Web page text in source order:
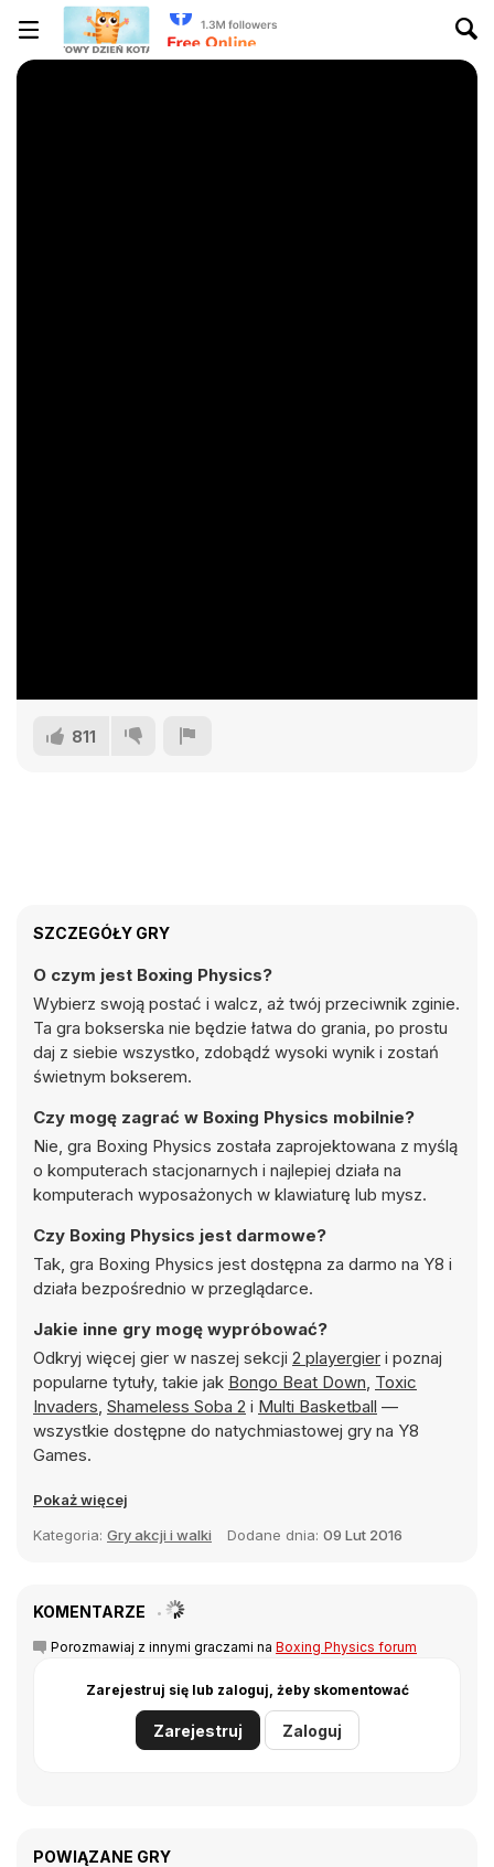
811
SZCZEGÓŁY GRY
O czym jest Boxing Physics?
Wybierz swoją postać i walcz, aż twój przeciwnik zginie.
Ta gra bokserska nie będzie łatwa do grania, po prostu
daj z siebie wszystko, zdobądź wysoki wynik i zostań
świetnym bokserem.
Czy mogę zagrać w Boxing Physics mobilnie?
Nie, gra Boxing Physics została zaprojektowana z myślą
o komputerach stacjonarnych i najlepiej działa na
komputerach wyposażonych w klawiaturę lub mysz.
Czy Boxing Physics jest darmowe?
Tak, gra Boxing Physics jest dostępna za darmo na Y8 i
działa bezpośrednio w przeglądarce.
Jakie inne gry mogę wypróbować?
Odkryj więcej gier w naszej sekcji 2 playergier i poznaj
popularne tytuły, takie jak Bongo Beat Down, Toxic
Invaders, Shameless Soba 2 i Multi Basketball —
wszystkie dostępne do natychmiastowej gry na Y8
Games.
Pokaż więcej
Kategoria: Gry akcji i walki Dodane dnia: 09 Lut 2016
KOMENTARZE
Porozmawiaj z innymi graczami na Boxing Physics forum
Zarejestruj się lub zaloguj, żeby skomentować
Zarejestruj Zaloguj
POWIĄZANE GRY